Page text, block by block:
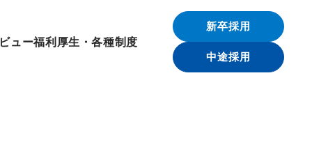
ュー福利厚生・各種制度
新卒採用
中途採用